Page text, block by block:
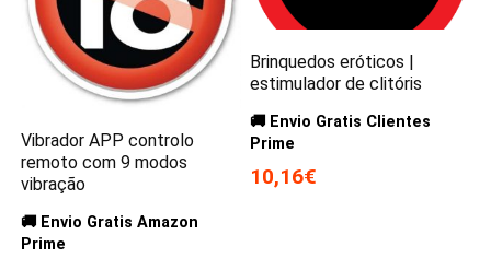
Vibrador APP controlo
remoto com 9 modos
vibração
🚚 Envio Gratis Amazon
Prime
Brinquedos eróticos |
estimulador de clitóris
🚚 Envio Gratis Clientes
Prime
10,16€